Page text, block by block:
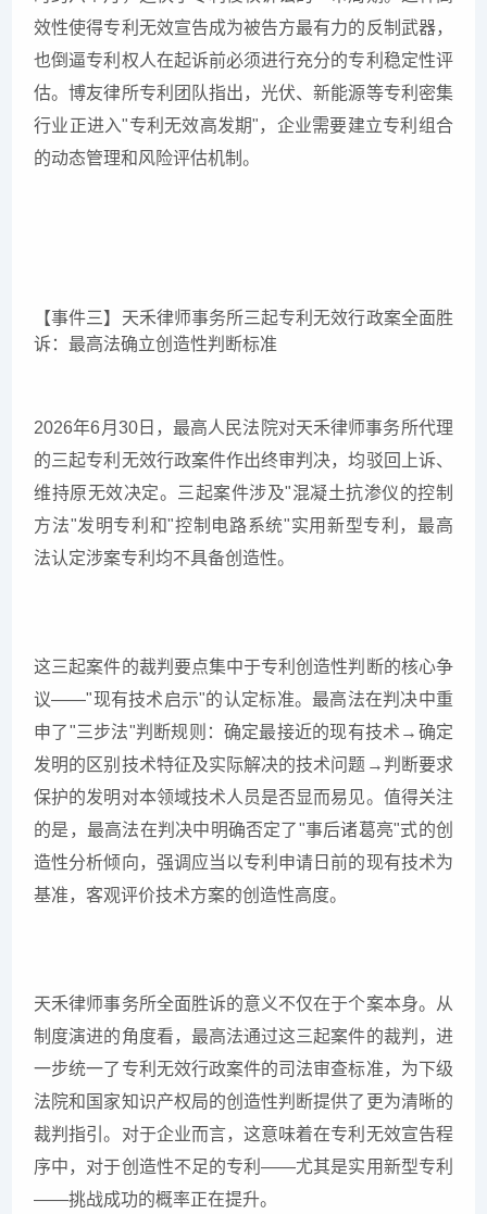
效性使得专利无效宣告成为被告方最有力的反制武器，
也倒逼专利权人在起诉前必须进行充分的专利稳定性评
估。博友律所专利团队指出，光伏、新能源等专利密集
行业正进入"专利无效高发期"，企业需要建立专利组合
的动态管理和风险评估机制。
【事件三】天禾律师事务所三起专利无效行政案全面胜
诉：最高法确立创造性判断标准
2026年6月30日，最高人民法院对天禾律师事务所代理
的三起专利无效行政案件作出终审判决，均驳回上诉、
维持原无效决定。三起案件涉及"混凝土抗渗仪的控制
方法"发明专利和"控制电路系统"实用新型专利，最高
法认定涉案专利均不具备创造性。
这三起案件的裁判要点集中于专利创造性判断的核心争
议——"现有技术启示"的认定标准。最高法在判决中重
申了"三步法"判断规则：确定最接近的现有技术→确定
发明的区别技术特征及实际解决的技术问题→判断要求
保护的发明对本领域技术人员是否显而易见。值得关注
的是，最高法在判决中明确否定了"事后诸葛亮"式的创
造性分析倾向，强调应当以专利申请日前的现有技术为
基准，客观评价技术方案的创造性高度。
天禾律师事务所全面胜诉的意义不仅在于个案本身。从
制度演进的角度看，最高法通过这三起案件的裁判，进
一步统一了专利无效行政案件的司法审查标准，为下级
法院和国家知识产权局的创造性判断提供了更为清晰的
裁判指引。对于企业而言，这意味着在专利无效宣告程
序中，对于创造性不足的专利——尤其是实用新型专利
——挑战成功的概率正在提升。